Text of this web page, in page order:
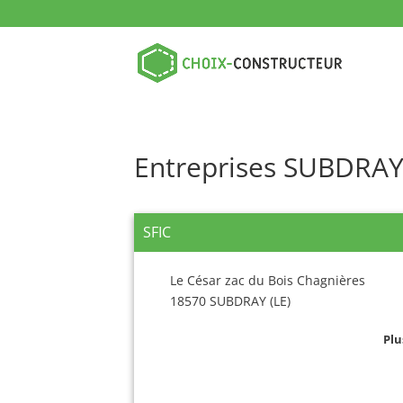
Entreprises
SFIC
Le César zac du Bois Chagnières
18570 SUBDRAY (LE)